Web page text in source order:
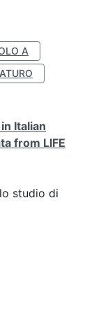
A
Italian
from LIFE
studio di